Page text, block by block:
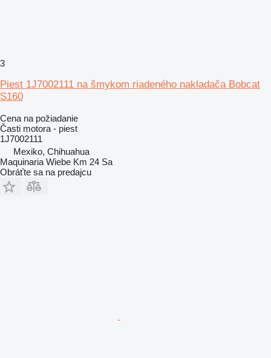
3
Piest 1J7002111 na šmykom riadeného nakladača Bobcat
S160
Cena na požiadanie
Časti motora - piest
1J7002111
Mexiko, Chihuahua
Maquinaria Wiebe Km 24 Sa
Obráťte sa na predajcu